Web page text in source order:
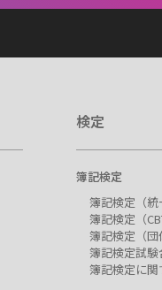
検定
簿記検定
簿記検定（統
簿記検定（
簿記検定（
簿記検定試
簿記検定に